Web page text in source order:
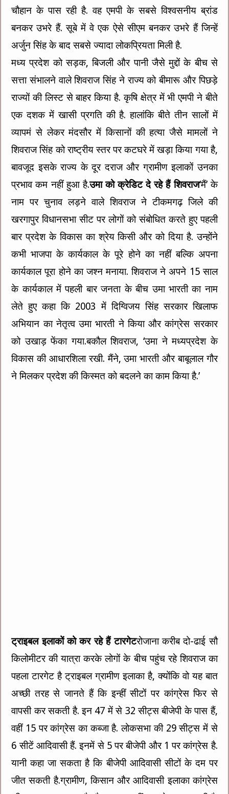
चौहान के पास रही है. वह एमपी के सबसे विश्वसनीय ब्रांड
बनकर उभरे हैं. सूबे में वे एक ऐसे सीएम बनकर उभरे हैं जिन्हें
अर्जुन सिंह के बाद सबसे ज्यादा लोकप्रियता मिली है.
मध्य प्रदेश को सड़क, बिजली और पानी जैसे मुद्दों के बीच से
सत्ता संभालने वाले शिवराज सिंह ने राज्य को बीमारू और पिछड़े
राज्यों की लिस्ट से बाहर किया है. कृषि क्षेत्र में भी एमपी ने बीते
एक दशक में खासी प्रगति की है. हालांकि बीते तीन सालों में
व्यापमं से लेकर मंदसौर में किसानों की हत्या जैसे मामलों ने
शिवराज सिंह को राष्ट्रीय स्तर पर कटघरे में खड़ा किया गया है,
बावजूद इसके राज्य के दूर दराज और ग्रामीण इलाकों उनका
प्रभाव कम नहीं हुआ है.उमा को क्रेडिट दे रहे हैं शिवराज‘मैं’ के
नाम पर चुनाव लड़ने वाले शिवराज ने टीकमगढ़ जिले की
खरगापुर विधानसभा सीट पर लोगों को संबोधित करते हुए पहली
बार प्रदेश के विकास का श्रेय किसी और को दिया है. उन्होंने
कभी भाजपा के कार्यकाल के पूरे होने का नहीं बल्कि अपना
कार्यकाल पूरा होने का जश्न मनाया. शिवराज ने अपने 15 साल
के कार्यकाल में पहली बार जनता के बीच उमा भारती का नाम
लेते हुए कहा कि 2003 में दिग्विजय सिंह सरकार खिलाफ
अभियान का नेतृत्व उमा भारती ने किया और कांग्रेस सरकार
को उखाड़ फेंका गया.बकौल शिवराज, ‘उमा ने मध्यप्रदेश के
विकास की आधारशिला रखी. मैंने, उमा भारती और बाबूलाल गौर
ने मिलकर प्रदेश की किस्मत को बदलने का काम किया है.’
ट्राइबल इलाकों को कर रहे हैं टारगेटरोजाना करीब दो-ढाई सौ
किलोमीटर की यात्रा करके लोगों के बीच पहुंच रहे शिवराज का
पहला टारगेट है ट्राइबल ग्रामीण इलाका है, क्योंकि वो यह बात
अच्छी तरह से जानते हैं कि इन्हीं सीटों पर कांग्रेस फिर से
वापसी कर सकती है. इन 47 में से 32 सीट्स बीजेपी के पास हैं,
वहीं 15 पर कांग्रेस का कब्जा है. लोकसभा की 29 सीट्स में से
6 सीटें आदिवासी हैं. इनमें से 5 पर बीजेपी और 1 पर कांग्रेस है.
यानी कहा जा सकता है कि बीजेपी आदिवासी सीटों के दम पर
जीत सकती है.ग्रामीण, किसान और आदिवासी इलाका कांग्रेस